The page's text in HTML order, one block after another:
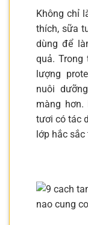
Không chỉ
thích, sữa
dùng để
quả.
lượng
nuôi
màng hơn.
tươi có tác
lớp hắc sắc